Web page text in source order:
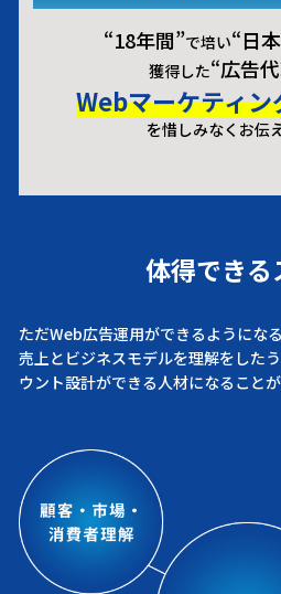
“18年間”で培い“日
獲得した“広告
Webマーケティ
を惜しみなくお伝
体得できる
ただWeb広告運用ができるようにな
売上とビジネスモデルを理解をしたう
ウント設計ができる人材になることが